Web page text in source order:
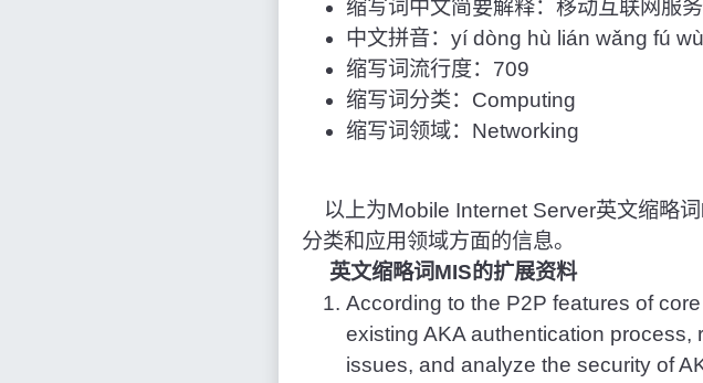
缩写词中文简要解释：移动互联网服
中文拼音：yí dòng hù lián wǎng fú
缩写词流行度：709
缩写词分类：Computing
缩写词领域：Networking
以上为Mobile Internet Server英文缩略词
分类和应用领域方面的信息。
英文缩略词MIS的扩展资料
According to the P2P features of
existing AKA authentication
issues, and analyze the security of